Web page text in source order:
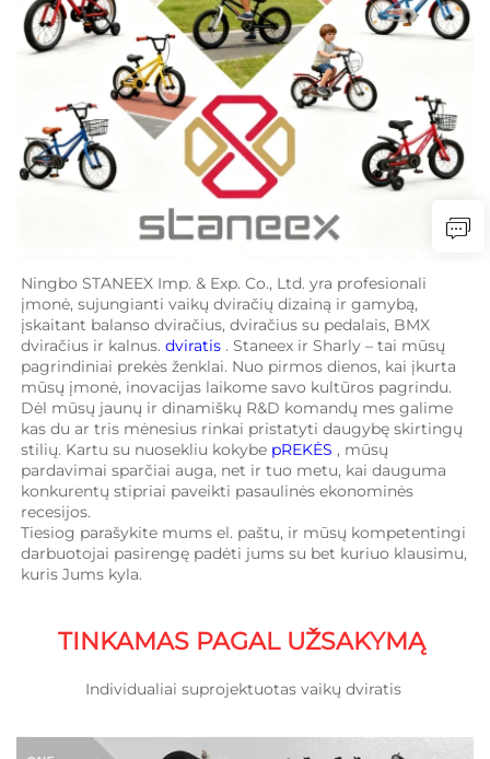
Ningbo STANEEX Imp. & Exp. Co., Ltd. yra profesionali
įmonė, sujungianti vaikų dviračių dizainą ir gamybą,
įskaitant balanso dviračius, dviračius su pedalais, BMX
dviračius ir kalnus. dviratis . Staneex ir Sharly – tai mūsų
pagrindiniai prekės ženklai. Nuo pirmos dienos, kai įkurta
mūsų įmonė, inovacijas laikome savo kultūros pagrindu.
Dėl mūsų jaunų ir dinamiškų R&D komandų mes galime
kas du ar tris mėnesius rinkai pristatyti daugybę skirtingų
stilių. Kartu su nuosekliu kokybe pREKĖS , mūsų
pardavimai sparčiai auga, net ir tuo metu, kai dauguma
konkurentų stipriai paveikti pasaulinės ekonominės
recesijos.
Tiesiog parašykite mums el. paštu, ir mūsų kompetentingi
darbuotojai pasirengę padėti jums su bet kuriuo klausimu,
kuris Jums kyla.
TINKAMAS PAGAL UŽSAKYMĄ
Individualiai suprojektuotas vaikų dviratis